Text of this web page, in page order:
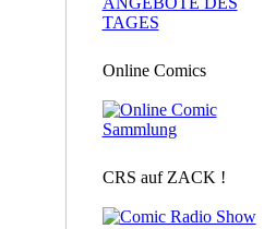
TAGES
Online Comics
CRS auf ZACK !